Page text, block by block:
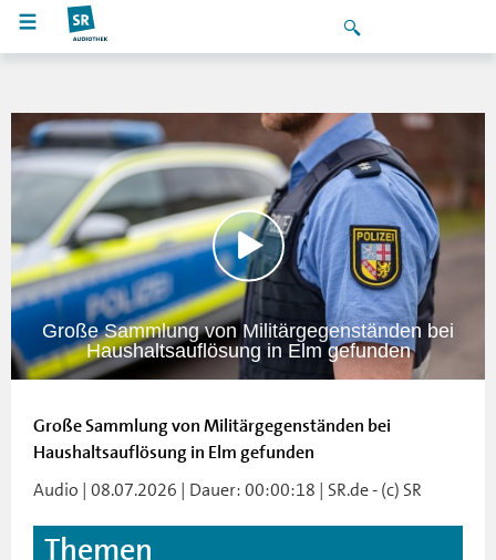
Große Sammlung von Militärgegenständen bei
Haushaltsauflösung in Elm gefunden
Große Sammlung von Militärgegenständen bei
Haushaltsauflösung in Elm gefunden
Audio | 08.07.2026 | Dauer: 00:00:18 | SR.de - (c) SR
Themen